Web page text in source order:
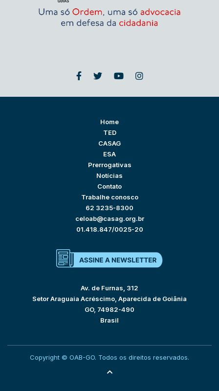
Home
TED
CASAG
ESA
Prerrogativas
Notícias
Contato
Trabalhe conosco
62 3235-8300
celoab@casag.org.br
01.418.847/0025-20
Av. de Furnas, 312
Setor Araguaia Acréscimo, Aparecida de Goiânia
GO, 74982-490
Brasil
Copyright © OAB-GO. Todos os direitos reservados.